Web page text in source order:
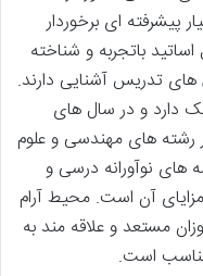
پیشرفته ای برخوردار
باتجربه و شناخته
تدریس آشنایی دارند.
دارد و در سال های
رشته های مهندسی و علوم
های نوآورانه درسی و
مزایای آن است. محیط آرام
مستعد و علاقه مند به
است.